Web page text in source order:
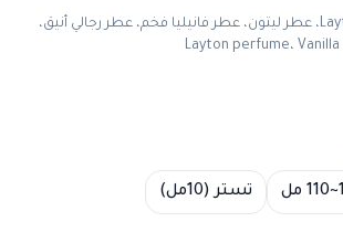
Layton Parfums de Marly، عطر ليتون، عطر فانيليا فخم، عطر رجالي أنيق،
تستر (10مل)